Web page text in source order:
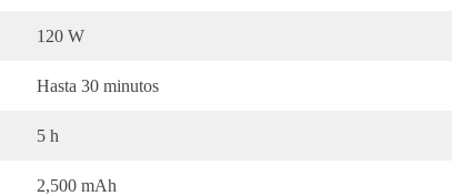
120 W
Hasta 30 minutos
5 h
2,500 mAh